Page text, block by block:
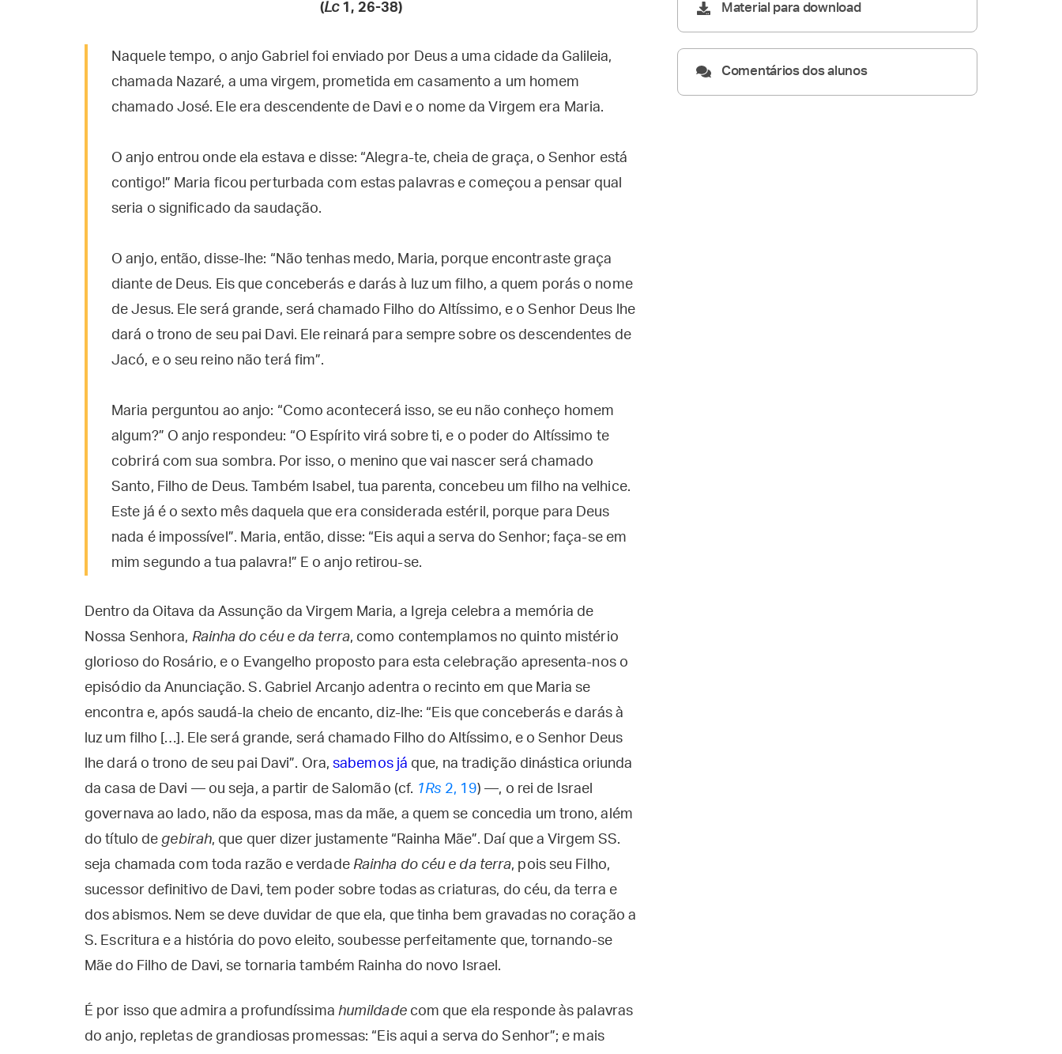
(Lc1, 26-38)
Naquele tempo, o anjo Gabriel foi enviado por Deus a uma cidade da Galileia,
chamada Nazaré, a uma virgem, prometida em casamento a um homem
chamado José. Ele era descendente de Davi e o nome da Virgem era Maria.
O anjo entrou onde ela estava e disse: “Alegra-te, cheia de graça, o Senhor está
contigo!” Maria ficou perturbada com estas palavras e começou a pensar qual
seria o significado da saudação.
O anjo, então, disse-lhe: “Não tenhas medo, Maria, porque encontraste graça
diante de Deus. Eis que conceberás e darás à luz um filho, a quem porás o nome
de Jesus. Ele será grande, será chamado Filho do Altíssimo, e o Senhor Deus lhe
dará o trono de seu pai Davi. Ele reinará para sempre sobre os descendentes de
Jacó, e o seu reino não terá fim”.
Maria perguntou ao anjo: “Como acontecerá isso, se eu não conheço homem
algum?” O anjo respondeu: “O Espírito virá sobre ti, e o poder do Altíssimo te
cobrirá com sua sombra. Por isso, o menino que vai nascer será chamado
Santo, Filho de Deus. Também Isabel, tua parenta, concebeu um filho na velhice.
Este já é o sexto mês daquela que era considerada estéril, porque para Deus
nada é impossível”. Maria, então, disse: “Eis aqui a serva do Senhor; faça-se em
mim segundo a tua palavra!” E o anjo retirou-se.
Dentro da Oitava da Assunção da Virgem Maria, a Igreja celebra a memória de
Nossa Senhora, Rainha do céu e da terra, como contemplamos no quinto mistério
glorioso do Rosário, e o Evangelho proposto para esta celebração apresenta-nos o
episódio da Anunciação. S. Gabriel Arcanjo adentra o recinto em que Maria se
encontra e, após saudá-la cheio de encanto, diz-lhe: “Eis que conceberás e darás à
luz um filho […]. Ele será grande, será chamado Filho do Altíssimo, e o Senhor Deus
lhe dará o trono de seu pai Davi”. Ora,sabemos já que, na tradição dinástica oriunda
da casa de Davi — ou seja, a partir de Salomão (cf. 1Rs 2, 19) —, o rei de Israel
governava ao lado, não da esposa, mas da mãe, a quem se concedia um trono, além
do título de gebirah, que quer dizer justamente “Rainha Mãe”. Daí que a Virgem SS.
seja chamada com toda razão e verdade Rainha do céu e da terra, pois seu Filho,
sucessor definitivo de Davi, tem poder sobre todas as criaturas, do céu, da terra e
dos abismos. Nem se deve duvidar de que ela, que tinha bem gravadas no coração a
S. Escritura e a história do povo eleito, soubesse perfeitamente que, tornando-se
Mãe do Filho de Davi, se tornaria também Rainha do novo Israel.
É por isso que admira a profundíssima humildadecom que ela responde às palavras
do anjo, repletas de grandiosas promessas: “Eis aqui a serva do Senhor”; e mais
Material para download
Comentários dos alunos